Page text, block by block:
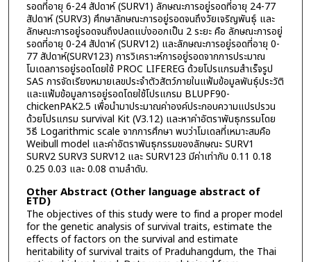
รอดที่อายุ 6-24 สัปดาห์ (SURV1) ลักษณะการอยู่รอดที่อายุ 24-77
สัปดาห์ (SURV3) ศึกษาลักษณะการอยู่รอดจนถึงวัยเจริญพันธุ์ และ
ลักษณะการอยู่รอดจนถึงปลดแบ่งออกเป็น 2 ระยะ คือ ลักษณะการอยู่
รอดที่อายุ 0-24 สัปดาห์ (SURV12) และลักษณะการอยู่รอดที่อายุ 0-
77 สัปดาห์(SURV123) การวิเคราะห์การอยู่รอดจากการประมาณ
โมเดลการอยู่รอดโดยใช้ PROC LIFEREG ด้วยโปรแกรมสำเร็จรูป
SAS การจัดเรียงหมายเลขประจำตัวสัตว์ภายในแฟ้มข้อมูลพันธุ์ประวัติ
และแฟ้มข้อมูลการอยู่รอดโดยใช้โปรแกรม BLUPF90-
chickenPAK2.5 เพื่อนำมาประมาณค่าองค์ประกอบความแปรปรวน
ด้วยโปรแกรม survival Kit (V3.12) และหาค่าอัตราพันธุกรรมโดย
วิธี Logarithmic scale จากการศึกษา พบว่าโมเดลที่เหมาะสมคือ
Weibull model และค่าอัตราพันธุกรรมของลักษณะ SURV1
SURV2 SURV3 SURV12 และ SURV123 มีค่าเท่ากับ 0.11 0.18
0.25 0.03 และ 0.08 ตามลำดับ.
Other Abstract (Other language abstract of
ETD)
The objectives of this study were to find a proper model
for the genetic analysis of survival traits, estimate the
effects of factors on the survival and estimate
heritability of survival traits of Praduhangdum, the Thai